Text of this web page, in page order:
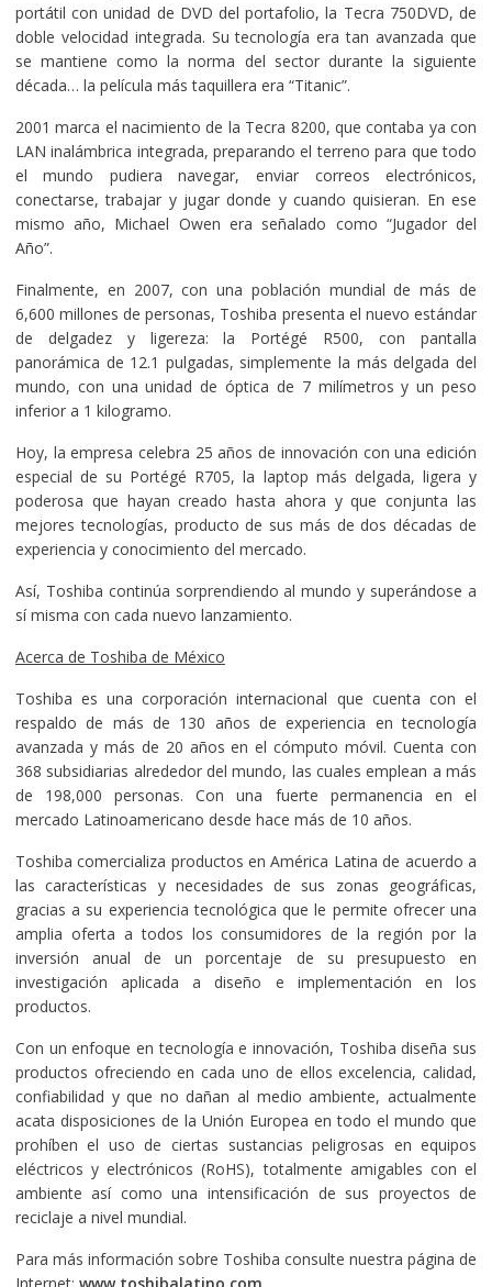
portátil con unidad de DVD del portafolio, la Tecra 750DVD, de
doble velocidad integrada. Su tecnología era tan avanzada que
se mantiene como la norma del sector durante la siguiente
década… la película más taquillera era “Titanic”.
2001 marca el nacimiento de la Tecra 8200, que contaba ya con
LAN inalámbrica integrada, preparando el terreno para que todo
el mundo pudiera navegar, enviar correos electrónicos,
conectarse, trabajar y jugar donde y cuando quisieran. En ese
mismo año, Michael Owen era señalado como “Jugador del
Año”.
Finalmente, en 2007, con una población mundial de más de
6,600 millones de personas, Toshiba presenta el nuevo estándar
de delgadez y ligereza: la Portégé R500, con pantalla
panorámica de 12.1 pulgadas, simplemente la más delgada del
mundo, con una unidad de óptica de 7 milímetros y un peso
inferior a 1 kilogramo.
Hoy, la empresa celebra 25 años de innovación con una edición
especial de su Portégé R705, la laptop más delgada, ligera y
poderosa que hayan creado hasta ahora y que conjunta las
mejores tecnologías, producto de sus más de dos décadas de
experiencia y conocimiento del mercado.
Así, Toshiba continúa sorprendiendo al mundo y superándose a
sí misma con cada nuevo lanzamiento.
Acerca de Toshiba de México
Toshiba es una corporación internacional que cuenta con el
respaldo de más de 130 años de experiencia en tecnología
avanzada y más de 20 años en el cómputo móvil. Cuenta con
368 subsidiarias alrededor del mundo, las cuales emplean a más
de 198,000 personas. Con una fuerte permanencia en el
mercado Latinoamericano desde hace más de 10 años.
Toshiba comercializa productos en América Latina de acuerdo a
las características y necesidades de sus zonas geográficas,
gracias a su experiencia tecnológica que le permite ofrecer una
amplia oferta a todos los consumidores de la región por la
inversión anual de un porcentaje de su presupuesto en
investigación aplicada a diseño e implementación en los
productos.
Con un enfoque en tecnología e innovación, Toshiba diseña sus
productos ofreciendo en cada uno de ellos excelencia, calidad,
confiabilidad y que no dañan al medio ambiente, actualmente
acata disposiciones de la Unión Europea en todo el mundo que
prohíben el uso de ciertas sustancias peligrosas en equipos
eléctricos y electrónicos (RoHS), totalmente amigables con el
ambiente así como una intensificación de sus proyectos de
reciclaje a nivel mundial.
Para más información sobre Toshiba consulte nuestra página de